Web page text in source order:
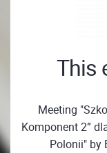
This
Meeting
Komponent 2”
Polonii" by